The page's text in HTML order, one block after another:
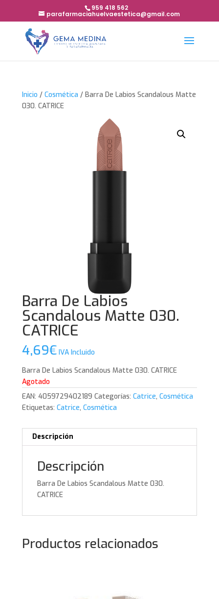
959 418 562
parafarmaciahuelvaestetica@gmail.com
Inicio / Cosmética / Barra De Labios Scandalous Matte
030. CATRICE
Barra De Labios
Scandalous Matte 030.
CATRICE
4,69€ IVA Incluido
Barra De Labios Scandalous Matte 030. CATRICE
Agotado
EAN: 4059729402189 Categorías: Catrice, Cosmética
Etiquetas: Catrice, Cosmética
Descripción
Descripción
Barra De Labios Scandalous Matte 030.
CATRICE
Productos relacionados